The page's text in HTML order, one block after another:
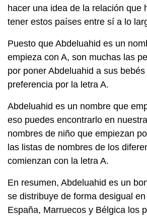
hacer una idea de la relación que
tener estos países entre sí a lo
Puesto que Abdeluahid es un
empieza con A, son muchas las
por poner Abdeluahid a sus bebés
preferencia por la letra A.
Abdeluahid es un nombre que
eso puedes encontrarlo en
nombres de niño que empiezan
las listas de nombres de los
comienzan con la letra A.
En resumen, Abdeluahid es un
se distribuye de forma desigual
España, Marruecos y Bélgica los